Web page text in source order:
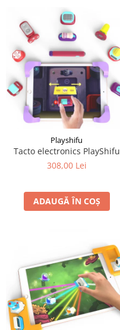
Playshifu
Tacto electronics PlayShifu
308,00 Lei
ADAUGĂ ÎN COȘ